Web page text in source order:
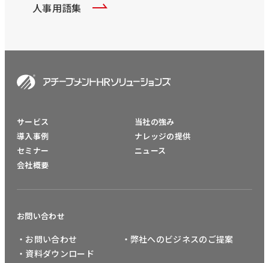
人事用語集
サービス
導入事例
セミナー
会社概要
当社の強み
ナレッジの提供
ニュース
お問い合わせ
・お問い合わせ
・資料ダウンロード
・弊社へのビジネスのご提案